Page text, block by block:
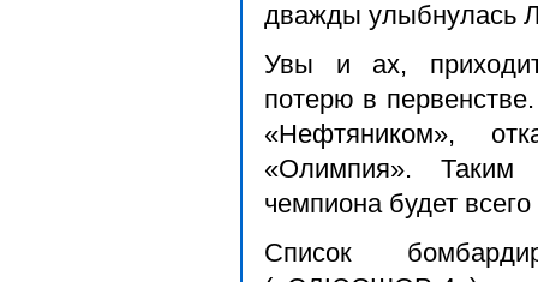
дважды улыбнулась
Увы и ах,
потерю в
«Нефтяником»,
«Олимпия». Таким
чемпиона будет
Список